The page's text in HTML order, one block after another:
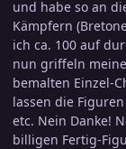
und habe so an
Kämpfern
ich ca. 100 auf
nun griffeln
bemalten Einzel-
lassen die
etc. Nein Danke!
billigen Fertig-